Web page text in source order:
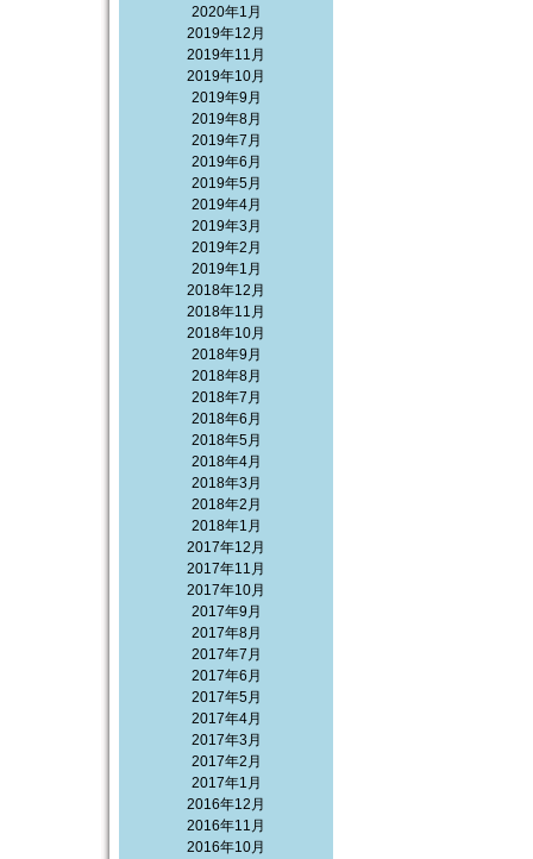
2020年1月
2019年12月
2019年11月
2019年10月
2019年9月
2019年8月
2019年7月
2019年6月
2019年5月
2019年4月
2019年3月
2019年2月
2019年1月
2018年12月
2018年11月
2018年10月
2018年9月
2018年8月
2018年7月
2018年6月
2018年5月
2018年4月
2018年3月
2018年2月
2018年1月
2017年12月
2017年11月
2017年10月
2017年9月
2017年8月
2017年7月
2017年6月
2017年5月
2017年4月
2017年3月
2017年2月
2017年1月
2016年12月
2016年11月
2016年10月